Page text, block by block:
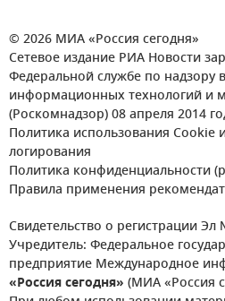
© 2026 МИА «Россия сегодня»
Сетевое издание РИА Новости
Федеральной службе по надзору
информационных технологий и
(Роскомнадзор) 08 апреля 2014
Политика использования Cookie
логирования
Политика конфиденциальности
Правила применения
Свидетельство о регистрации
Учредитель: Федеральное
предприятие Международное
«Россия сегодня» (МИА «Россия